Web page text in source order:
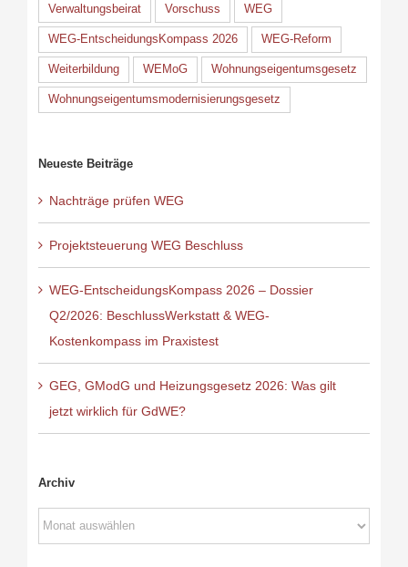
Verwaltungsbeirat Vorschuss WEG
WEG-EntscheidungsKompass 2026 WEG-Reform
Weiterbildung WEMoG Wohnungseigentumsgesetz
Wohnungseigentumsmodernisierungsgesetz
Neueste Beiträge
Nachträge prüfen WEG
Projektsteuerung WEG Beschluss
WEG-EntscheidungsKompass 2026 – Dossier
Q2/2026: BeschlussWerkstatt & WEG-
Kostenkompass im Praxistest
GEG, GModG und Heizungsgesetz 2026: Was gilt
jetzt wirklich für GdWE?
Archiv
Archiv